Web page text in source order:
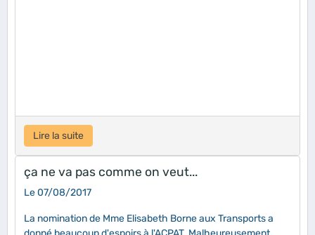
Lire la suite
ça ne va pas comme on veut...
Le 07/08/2017
La nomination de Mme Elisabeth Borne aux Transports a